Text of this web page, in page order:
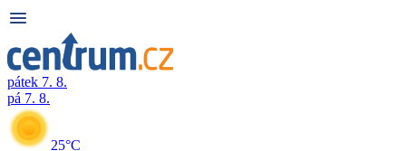
pátek 7. 8.
pá 7. 8.
25°C